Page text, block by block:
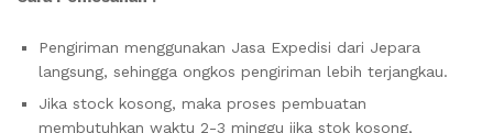
Pengiriman menggunakan Jasa Expedisi dari Jepara
langsung, sehingga ongkos pengiriman lebih terjangkau.
Jika stock kosong, maka proses pembuatan
membutuhkan waktu 2-3 minggu jika stok kosong,